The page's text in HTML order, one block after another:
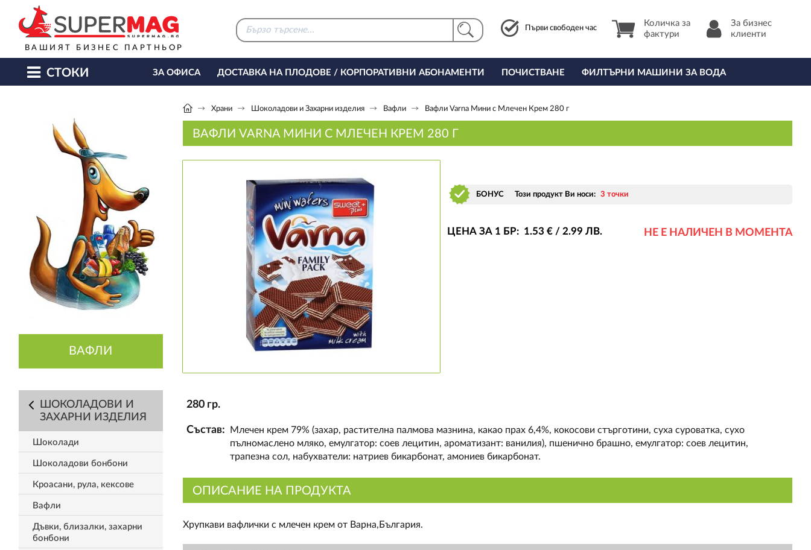
ВАШИЯТ БИЗНЕС ПАРТНЬОР
Първи свободен час
Количка за
фактури
За бизнес
клиенти
СТОКИ ЗА ОФИСА ДОСТАВКА НА ПЛОДОВЕ / КОРПОРАТИВНИ АБОНАМЕНТИ ПОЧИСТВАНЕ ФИЛТЪРНИ МАШИНИ ЗА ВОДА
ВАФЛИ
ШОКОЛАДОВИ И
ЗАХАРНИ ИЗДЕЛИЯ
Шоколади
Шоколадови бонбони
Кроасани, рула, кексове
Вафли
Дъвки, близалки, захарни
бонбони
Храни Шоколадови и Захарни изделия Вафли Вафли Varna Мини с Млечен Крем 280 г
ВАФЛИ VARNA МИНИ С МЛЕЧЕН КРЕМ 280 Г
БОНУС Този продукт Ви носи: 3 точки
ЦЕНА ЗА 1 БР: 1.53 € / 2.99 ЛВ. НЕ Е НАЛИЧЕН В МОМЕНТА
280 гр.
Състав:
Млечен крем 79% (захар, растителна палмова мазнина, какао прах 6,4%, кокосови стърготини, суха суроватка, сухо
пълномаслено мляко, емулгатор: соев лецитин, ароматизант: ванилия), пшенично брашно, емулгатор: соев лецитин,
трапезна сол, набухватели: натриев бикарбонат, амониев бикарбонат.
ОПИСАНИЕ НА ПРОДУКТА
Хрупкави вафлички с млечен крем от Варна,България.